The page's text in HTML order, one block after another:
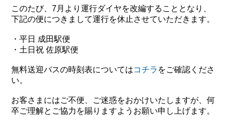
このたび、7月より運行ダイヤを改編することとなり、
下記の便につきまして運行を休止させていただきます。
・平日 成田駅便
・土日祝 佐原駅便
無料送迎バスの時刻表についてはコチラ をご確認くださ
い。
お客さまにはご不便、ご迷惑をおかけいたしますが、何
卒ご理解とご協力を賜りますようお願い申し上げます。